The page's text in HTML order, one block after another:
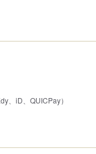
、iD、QUICPay）